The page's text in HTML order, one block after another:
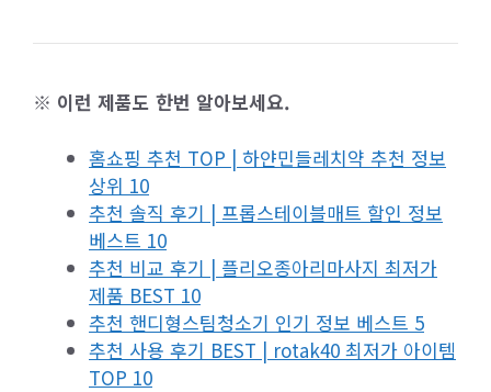
※ 이런 제품도 한번 알아보세요.
홈쇼핑 추천 TOP | 하얀민들레치약 추천 정보
상위 10
추천 솔직 후기 | 프롭스테이블매트 할인 정보
베스트 10
추천 비교 후기 | 플리오종아리마사지 최저가
제품 BEST 10
추천 핸디형스팀청소기 인기 정보 베스트 5
추천 사용 후기 BEST | rotak40 최저가 아이템
TOP 10